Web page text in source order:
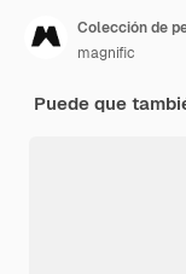
magnific
Puede que